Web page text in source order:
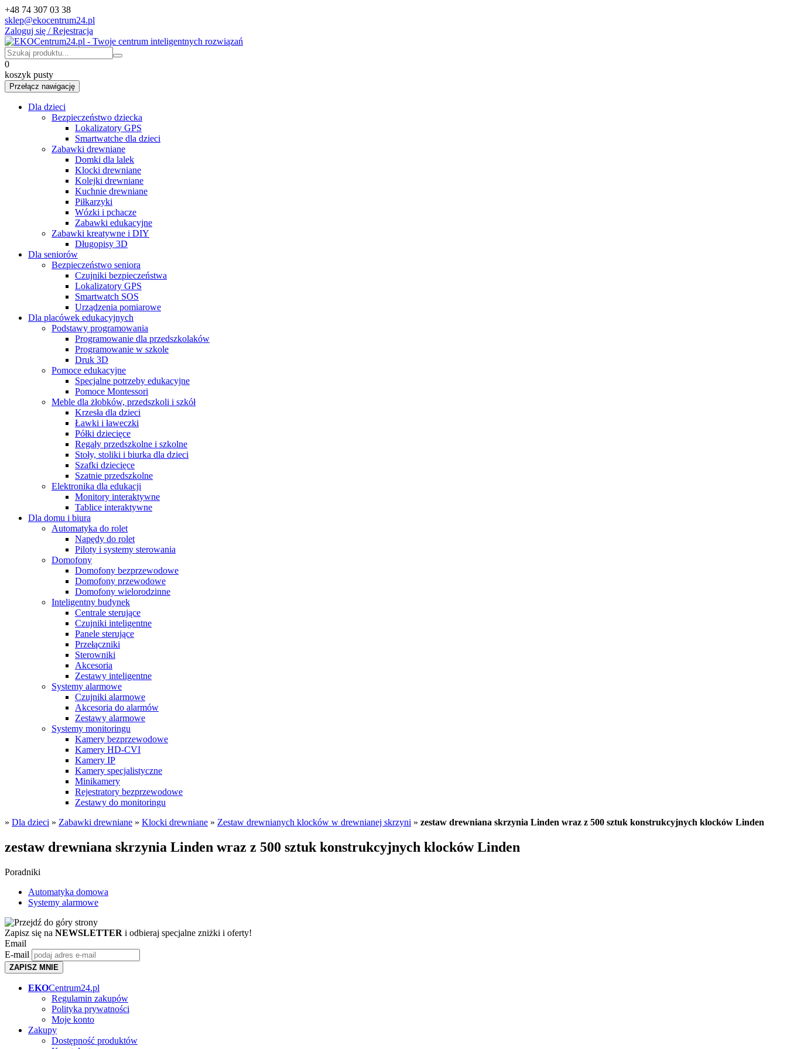
+48 74 307 03 38
sklep@ekocentrum24.pl
Zaloguj się / Rejestracja
0
koszyk pusty
Przełącz nawigację
Dla dzieci
Bezpieczeństwo dziecka
Lokalizatory GPS
Smartwatche dla dzieci
Zabawki drewniane
Domki dla lalek
Klocki drewniane
Kolejki drewniane
Kuchnie drewniane
Piłkarzyki
Wózki i pchacze
Zabawki edukacyjne
Zabawki kreatywne i DIY
Długopisy 3D
Dla seniorów
Bezpieczeństwo seniora
Czujniki bezpieczeństwa
Lokalizatory GPS
Smartwatch SOS
Urządzenia pomiarowe
Dla placówek edukacyjnych
Podstawy programowania
Programowanie dla przedszkolaków
Programowanie w szkole
Druk 3D
Pomoce edukacyjne
Specjalne potrzeby edukacyjne
Pomoce Montessori
Meble dla żłobków, przedszkoli i szkół
Krzesła dla dzieci
Ławki i ławeczki
Półki dziecięce
Regały przedszkolne i szkolne
Stoły, stoliki i biurka dla dzieci
Szafki dziecięce
Szatnie przedszkolne
Elektronika dla edukacji
Monitory interaktywne
Tablice interaktywne
Dla domu i biura
Automatyka do rolet
Napędy do rolet
Piloty i systemy sterowania
Domofony
Domofony bezprzewodowe
Domofony przewodowe
Domofony wielorodzinne
Inteligentny budynek
Centrale sterujące
Czujniki inteligentne
Panele sterujące
Przełączniki
Sterowniki
Akcesoria
Zestawy inteligentne
Systemy alarmowe
Czujniki alarmowe
Akcesoria do alarmów
Zestawy alarmowe
Systemy monitoringu
Kamery bezprzewodowe
Kamery HD-CVI
Kamery IP
Kamery specjalistyczne
Minikamery
Rejestratory bezprzewodowe
Zestawy do monitoringu
» Dla dzieci » Zabawki drewniane » Klocki drewniane » Zestaw drewnianych klocków w drewnianej skrzyni » zestaw drewniana skrzynia Linden wraz z 500 sztuk konstrukcyjnych klocków Linden
zestaw drewniana skrzynia Linden wraz z 500 sztuk konstrukcyjnych klocków Linden
Poradniki
Automatyka domowa
Systemy alarmowe
Zapisz się na NEWSLETTER i odbieraj specjalne zniżki i oferty!
Email
E-mail
ZAPISZ MNIE
EKOCentrum24.pl
Regulamin zakupów
Polityka prywatności
Moje konto
Zakupy
Dostępność produktów